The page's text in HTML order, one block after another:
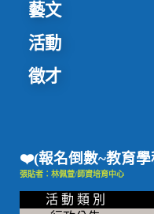
藝文
活動
徵才
❤️(報名倒數~教育學
張貼者：林佩萱/師資培育中心
活 動 類 別